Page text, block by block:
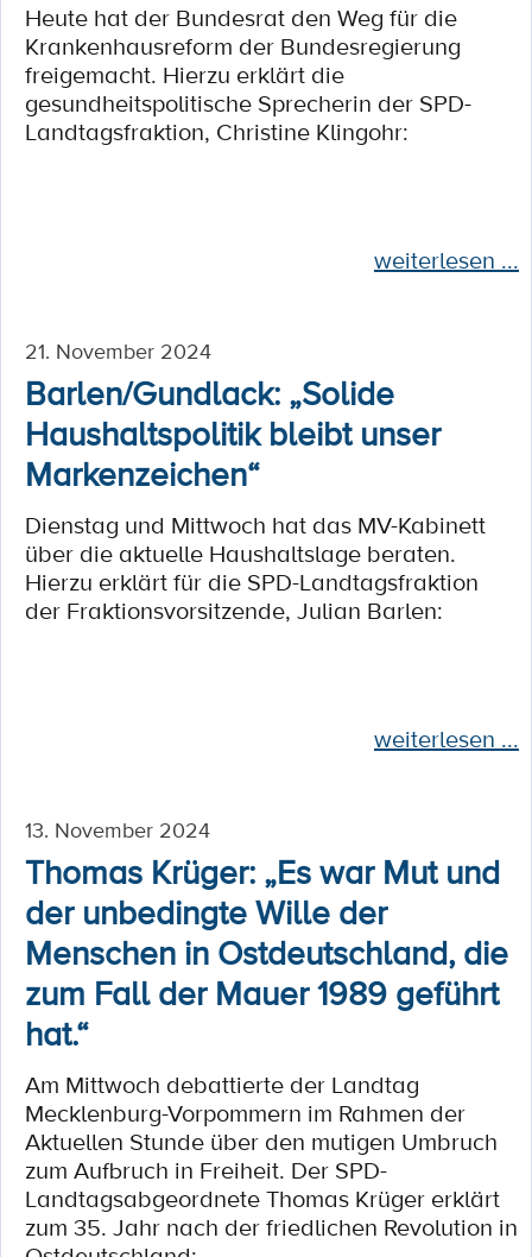
Heute hat der Bundesrat den Weg für die
Krankenhausreform der Bundesregierung
freigemacht. Hierzu erklärt die
gesundheitspolitische Sprecherin der SPD-
Landtagsfraktion, Christine Klingohr:
weiterlesen ...
21. November 2024
Barlen/Gundlack: „Solide
Haushaltspolitik bleibt unser
Markenzeichen“
Dienstag und Mittwoch hat das MV-Kabinett
über die aktuelle Haushaltslage beraten.
Hierzu erklärt für die SPD-Landtagsfraktion
der Fraktionsvorsitzende, Julian Barlen:
weiterlesen ...
13. November 2024
Thomas Krüger: „Es war Mut und
der unbedingte Wille der
Menschen in Ostdeutschland, die
zum Fall der Mauer 1989 geführt
hat.“
Am Mittwoch debattierte der Landtag
Mecklenburg-Vorpommern im Rahmen der
Aktuellen Stunde über den mutigen Umbruch
zum Aufbruch in Freiheit. Der SPD-
Landtagsabgeordnete Thomas Krüger erklärt
zum 35. Jahr nach der friedlichen Revolution in